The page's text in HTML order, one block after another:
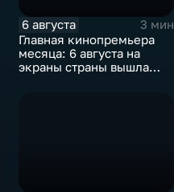
6 августа
3 мин
Главная кинопремьера
месяца: 6 августа на
экраны страны вышла